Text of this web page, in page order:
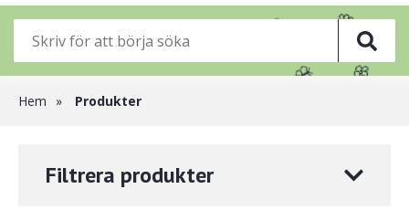
(nivå
1)
🦋
🌸
🌸
🌸
Länkstig
Hem Produkter
Filtrera produkter